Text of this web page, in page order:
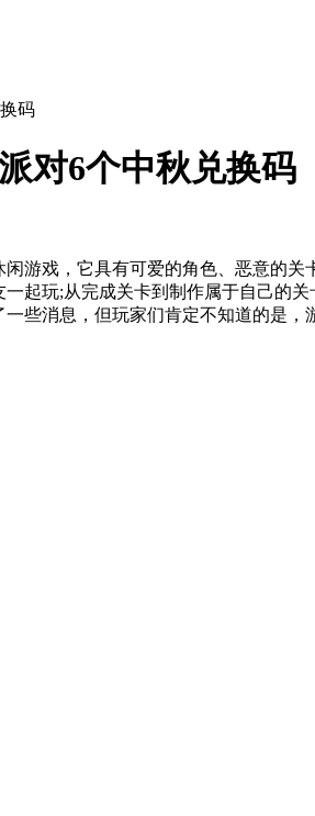
码
对6个中秋兑换码
闲游戏，它具有可爱的角色、恶意的
起玩;从完成关卡到制作属于自己的
些消息，但玩家们肯定不知道的是